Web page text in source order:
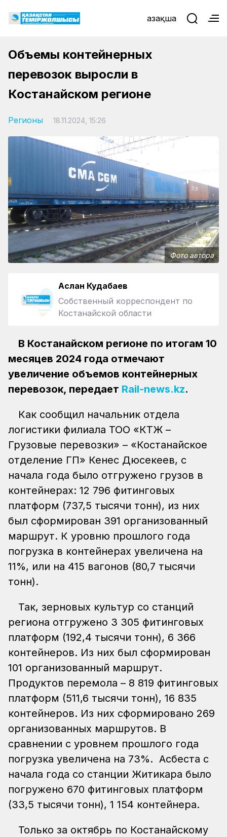
Қазақша
Объемы контейнерных
перевозок выросли в
Костанайском регионе
Регионы 18.11.2024, 15:26
Фото автора
Аслан Кудабаев
Собственный корреспондент по
Костанайской области
В Костанайском регионе по итогам 10
месяцев 2024 года отмечают
увеличение объемов контейнерных
перевозок, передает Rail-news.kz.
Как сообщил начальник отдела
логистики филиала ТОО «КТЖ –
Грузовые перевозки» – «Костанайское
отделение ГП» Кенес Дюсекеев, с
начала года было отгружено грузов в
контейнерах: 12 796 фитинговых
платформ (737,5 тысячи тонн), из них
был сформирован 391 организованный
маршрут. К уровню прошлого года
погрузка в контейнерах увеличена на
11%, или на 415 вагонов (80,7 тысячи
тонн).
Так, зерновых культур со станций
региона отгружено 3 305 фитинговых
платформ (192,4 тысячи тонн), 6 366
контейнеров. Из них был сформирован
101 организованный маршрут.
Продуктов перемола – 8 819 фитинговых
платформ (511,6 тысячи тонн), 16 835
контейнеров. Из них сформировано 269
организованных маршрутов. В
сравнении с уровнем прошлого года
погрузка увеличена на 73%. Асбеста с
начала года со станции Житикара было
погружено 670 фитинговых платформ
(33,5 тысячи тонн), 1 154 контейнера.
Только за октябрь по Костанайскому